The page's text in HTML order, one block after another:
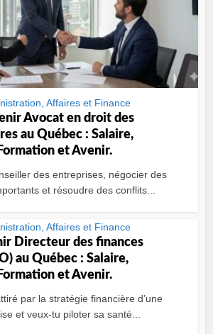
Affaires et Finance
Avocat en droit des
au Québec : Salaire,
Formation et Avenir.
des entreprises, négocier des
et résoudre des conflits...
Affaires et Finance
Directeur des finances
au Québec : Salaire,
Formation et Avenir.
par la stratégie financière d’une
et veux-tu piloter sa santé...